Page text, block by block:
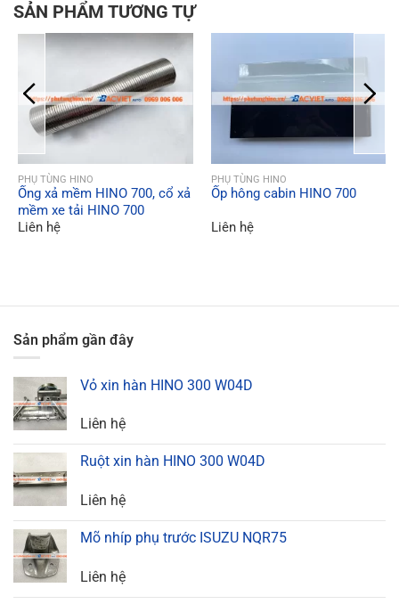
SẢN PHẨM TƯƠNG TỰ
QUICK VIEW
PHỤ TÙNG HINO
Ống xả mềm HINO 700, cổ xả
mềm xe tải HINO 700
Liên hệ
QUICK VIEW
PHỤ TÙNG HINO
Ốp hông cabin HINO 700
Liên hệ
Sản phẩm gần đây
Vỏ xin hàn HINO 300 W04D
Liên hệ
Ruột xin hàn HINO 300 W04D
Liên hệ
Mõ nhíp phụ trước ISUZU NQR75
Liên hệ